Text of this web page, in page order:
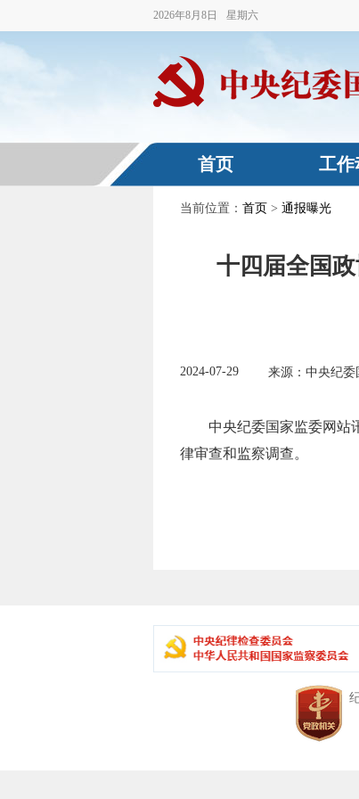
2026年8月 8 日 星期六
首页 工作
当前位置： 首页 > 通报曝光
十四届全国
2024-07-29 来源：中央纪
中央纪委国家监委网站讯
律审查和监察调查。
中央